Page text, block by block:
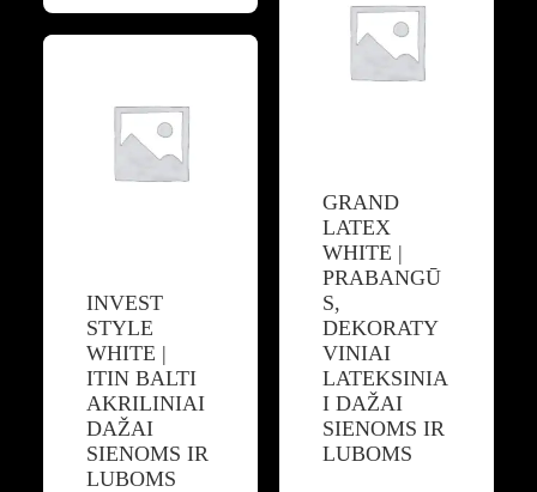
GRAND
LATEX
WHITE |
PRABANGŪ
S,
DEKORATY
VINIAI
LATEKSINIA
I DAŽAI
SIENOMS IR
LUBOMS
INVEST
STYLE
WHITE |
ITIN BALTI
AKRILINIAI
DAŽAI
SIENOMS IR
LUBOMS